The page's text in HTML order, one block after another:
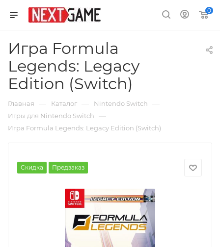
0
Игра Formula
Legends: Legacy
Edition (Switch)
Главная — Каталог — Nintendo Switch —
Игры для Nintendo Switch —
Игра Formula Legends: Legacy Edition (Switch)
Скидка Предзаказ